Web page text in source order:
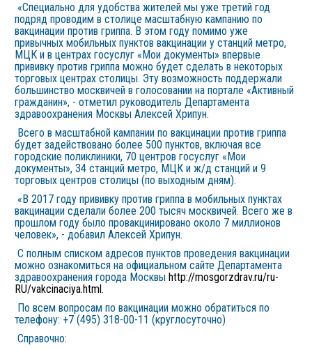
«Специально для удобства жителей мы уже третий год
подряд проводим в столице масштабную кампанию по
вакцинации против гриппа. В этом году помимо уже
привычных мобильных пунктов вакцинации у станций метро,
МЦК и в центрах госуслуг «Мои документы» впервые
прививку против гриппа можно будет сделать в некоторых
торговых центрах столицы. Эту возможность поддержали
большинство москвичей в голосовании на портале «Активный
гражданин», - отметил руководитель Департамента
здравоохранения Москвы Алексей Хрипун.
Всего в масштабной кампании по вакцинации против гриппа
будет задействовано более 500 пунктов, включая все
городские поликлиники, 70 центров госуслуг «Мои
документы», 34 станций метро, МЦК и ж/д станций и 9
торговых центров столицы (по выходным дням).
«В 2017 году прививку против гриппа в мобильных пунктах
вакцинации сделали более 200 тысяч москвичей. Всего же в
прошлом году было провакцинировано около 7 миллионов
человек», - добавил Алексей Хрипун.
С полным списком адресов пунктов проведения вакцинации
можно ознакомиться на официальном сайте Департамента
здравоохранения города Москвы http://mosgorzdrav.ru/ru-
RU/vakcinaciya.html.
По всем вопросам по вакцинации можно обратиться по
телефону: +7 (495) 318-00-11 (круглосуточно)
Справочно: